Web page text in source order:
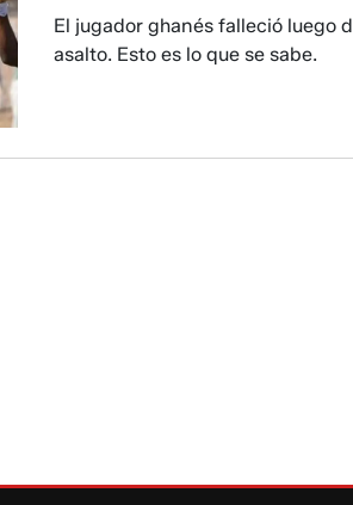
El jugador ghanés falleció luego
asalto. Esto es lo que se sabe.